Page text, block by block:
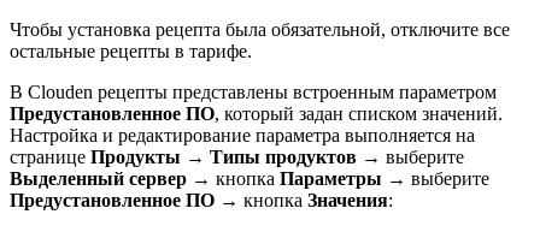
Чтобы установка рецепта была обязательной, отключите все
остальные рецепты в тарифе.
В Clouden рецепты представлены встроенным параметром
Предустановленное ПО, который задан списком значений.
Настройка и редактирование параметра выполняется на
странице Продукты → Типы продуктов → выберите
Выделенный сервер → кнопка Параметры → выберите
Предустановленное ПО → кнопка Значения: